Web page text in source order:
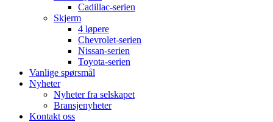
Cadillac-serien
Skjerm
4 løpere
Chevrolet-serien
Nissan-serien
Toyota-serien
Vanlige spørsmål
Nyheter
Nyheter fra selskapet
Bransjenyheter
Kontakt oss